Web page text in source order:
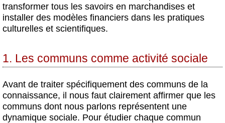
transformer tous les savoirs en marchandises et
installer des modèles financiers dans les pratiques
culturelles et scientifiques.
1. Les communs comme activité sociale
Avant de traiter spécifiquement des communs de la
connaissance, il nous faut clairement affirmer que les
communs dont nous parlons représentent une
dynamique sociale. Pour étudier chaque commun